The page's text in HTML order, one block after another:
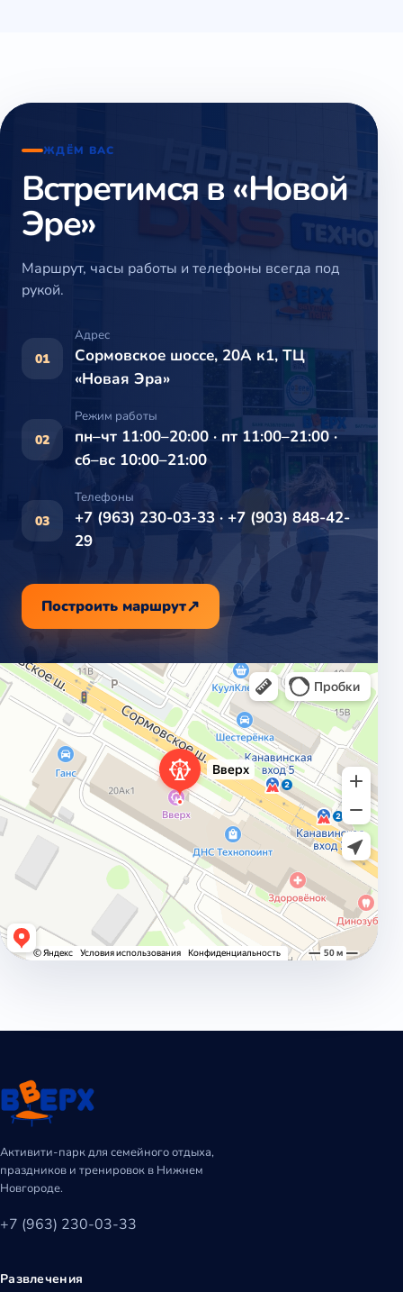
ЖДЁМ ВАС
Встретимся в «Новой
Эре»
Маршрут, часы работы и телефоны всегда под
рукой.
01
Адрес
Сормовское шоссе, 20А к1, ТЦ
«Новая Эра»
02
Режим работы
пн–чт 11:00–20:00 · пт 11:00–21:00 ·
сб–вс 10:00–21:00
03
Телефоны
+7 (963) 230-03-33 · +7 (903) 848-42-
29
Построить маршрут
Активити-парк для семейного отдыха,
праздников и тренировок в Нижнем
Новгороде.
+7 (963) 230-03-33
Развлечения